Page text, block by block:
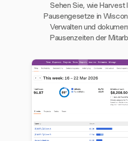
Sehen Sie, wie Harvest
Pausengesetze in
Verwalten und
Pausenzeiten der